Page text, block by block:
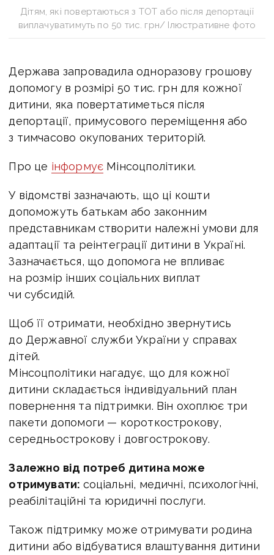
Дітям, які повертаються з ТОТ або після депортації
виплачуватимуть по 50 тис. грн/ Ілюстративне фото
Держава запровадила одноразову грошову
допомогу в розмірі 50 тис. грн для кожної
дитини, яка повертатиметься після
депортації, примусового переміщення або
з тимчасово окупованих територій.
Про це інформує Мінсоцполітики.
У відомстві зазначають, що ці кошти
допоможуть батькам або законним
представникам створити належні умови для
адаптації та реінтеграції дитини в Україні.
Зазначається, що допомога не впливає
на розмір інших соціальних виплат
чи субсидій.
Щоб її отримати, необхідно звернутись
до Державної служби України у справах
дітей.
Мінсоцполітики нагадує, що для кожної
дитини складається індивідуальний план
повернення та підтримки. Він охоплює три
пакети допомоги — короткострокову,
середньострокову і довгострокову.
Залежно від потреб дитина може
отримувати: соціальні, медичні, психологічні,
реабілітаційні та юридичні послуги.
Також підтримку може отримувати родина
дитини або відбуватися влаштування дитини